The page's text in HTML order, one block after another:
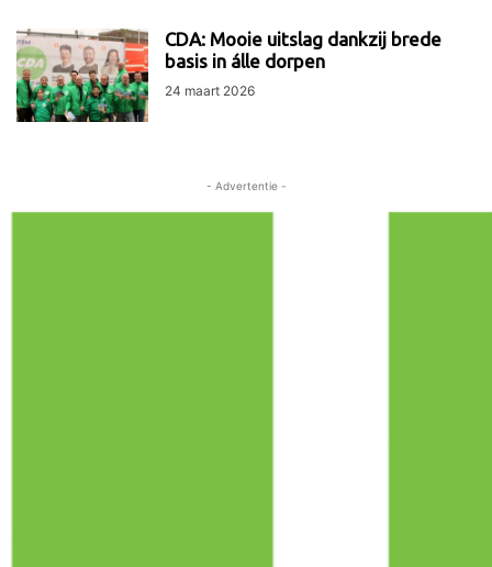
CDA: Mooie uitslag dankzij brede
basis in álle dorpen
24 maart 2026
- Advertentie -